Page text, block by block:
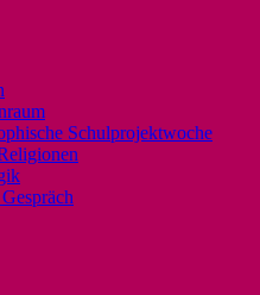
Schulprojektwoche